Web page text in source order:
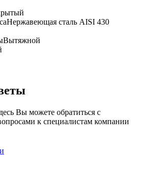
Нержавеющая сталь AISI 430
Вытяжной
Вы можете обратиться с
к специалистам компании